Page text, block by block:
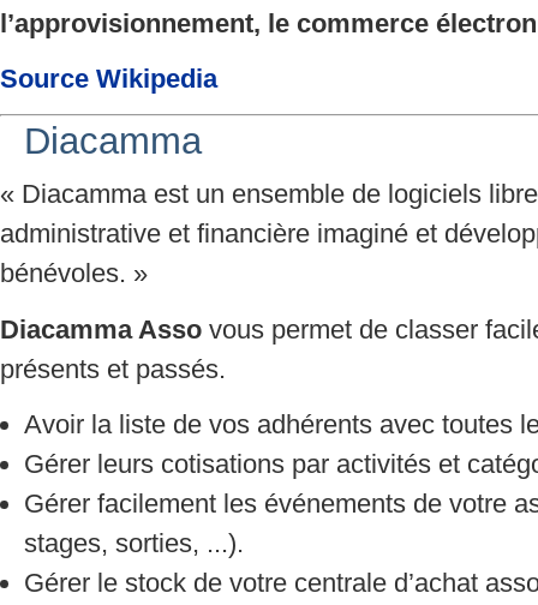
l’approvisionnement, le commerce
Source Wikipedia
Diacamma
« Diacamma est un ensemble de logiciels
administrative et financière imaginé et
bénévoles. »
Diacamma Asso vous permet de classer
présents et passés.
Avoir la liste de vos adhérents avec toutes
Gérer leurs cotisations par activités et
Gérer facilement les événements de votre
stages, sorties, ...).
Gérer le stock de votre centrale d’achat